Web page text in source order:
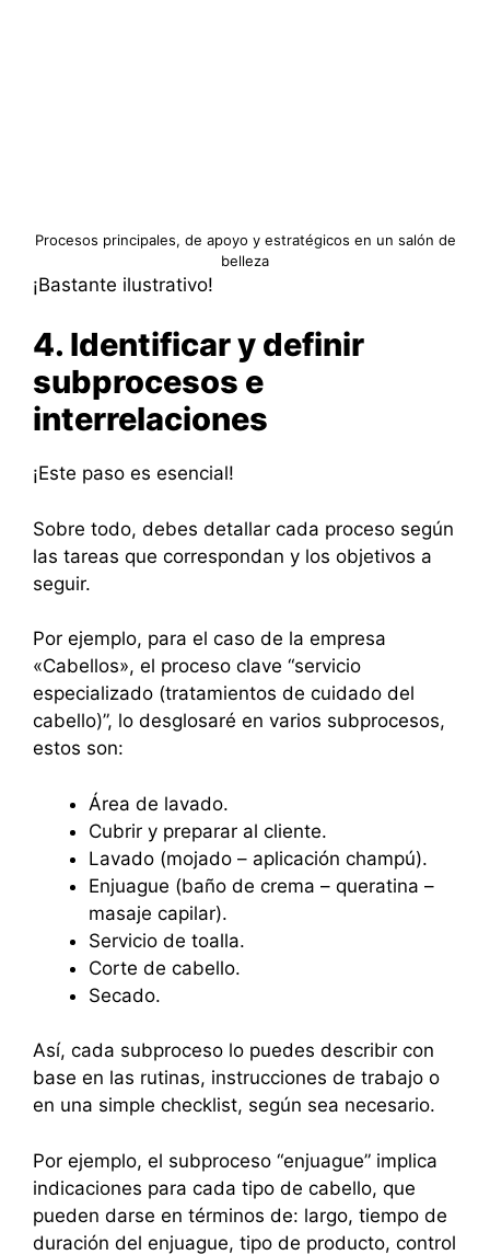
Procesos principales, de apoyo y estratégicos en un salón de
belleza
¡Bastante ilustrativo!
4. Identificar y definir
subprocesos e
interrelaciones
¡Este paso es esencial!
Sobre todo, debes detallar cada proceso según
las tareas que correspondan y los objetivos a
seguir.
Por ejemplo, para el caso de la empresa
«Cabellos», el proceso clave “servicio
especializado (tratamientos de cuidado del
cabello)”, lo desglosaré en varios subprocesos,
estos son:
Área de lavado.
Cubrir y preparar al cliente.
Lavado (mojado – aplicación champú).
Enjuague (baño de crema – queratina –
masaje capilar).
Servicio de toalla.
Corte de cabello.
Secado.
Así, cada subproceso lo puedes describir con
base en las rutinas, instrucciones de trabajo o
en una simple checklist, según sea necesario.
Por ejemplo, el subproceso “enjuague” implica
indicaciones para cada tipo de cabello, que
pueden darse en términos de: largo, tiempo de
duración del enjuague, tipo de producto, control